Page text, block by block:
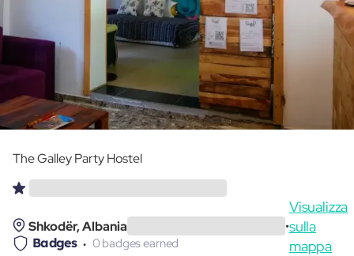
The Galley Party Hostel
Shkodër, Albania •
Visualizza
sulla
mappa
Badges 0 badges earned